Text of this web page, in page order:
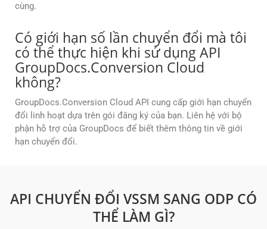
cùng.
Có giới hạn số lần chuyển đổi mà tôi
có thể thực hiện khi sử dụng API
GroupDocs.Conversion Cloud
không?
GroupDocs.Conversion Cloud API cung cấp giới hạn chuyển
đổi linh hoạt dựa trên gói đăng ký của bạn. Liên hệ với bộ
phận hỗ trợ của GroupDocs để biết thêm thông tin về giới
hạn chuyển đổi.
API CHUYỂN ĐỔI VSSM SANG ODP CÓ
THỂ LÀM GÌ?